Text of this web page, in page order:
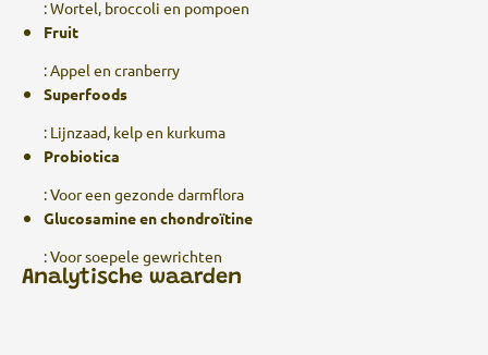
: Wortel, broccoli en pompoen
Fruit
: Appel en cranberry
Superfoods
: Lijnzaad, kelp en kurkuma
Probiotica
: Voor een gezonde darmflora
Glucosamine en chondroïtine
: Voor soepele gewrichten
Analytische waarden